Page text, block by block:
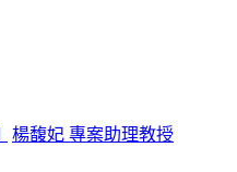
楊馥妃 專案助理教授